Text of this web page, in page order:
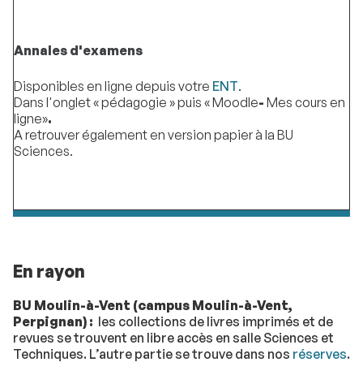
Annales d'examens
Disponibles en ligne depuis votre ENT.
Dans l'onglet « pédagogie » puis « Moodle- Mes cours en
ligne».
A retrouver également en version papier à la BU
Sciences.
En rayon
BU Moulin-à-Vent (campus Moulin-à-Vent,
Perpignan) : les collections de livres imprimés et de
revues se trouvent en libre accès en salle Sciences et
Techniques. L’autre partie se trouve dans nos réserves.